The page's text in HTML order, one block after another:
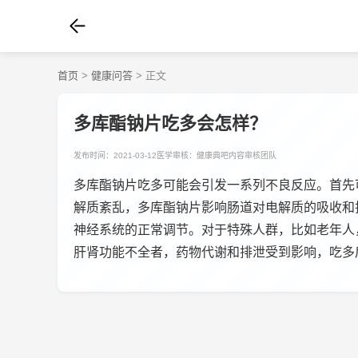
首页 > 健康问答 > 正文
多库酯钠片吃多会怎样？
发布时间：2021-03-12 医学审核：健康典吧内容审核团队
多库酯钠片吃多可能会引发一系列不良反应。首
解质紊乱，多库酯钠片影响肠道对电解质的吸收
神经系统的正常调节。对于特殊人群，比如老年
肝肾功能不全者，药物代谢和排泄受到影响，吃